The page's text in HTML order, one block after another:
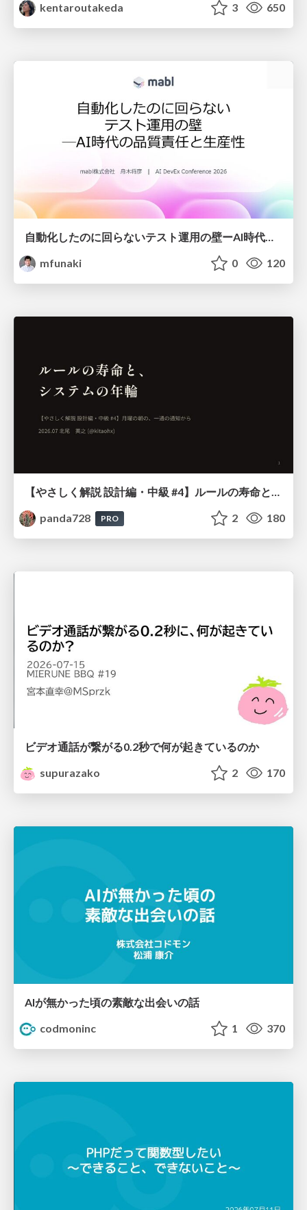
kentaroutakeda
3 650
mfunaki
0 120
【やさしく解説 設計編・中級 #4】ルールの寿命と、システムの年輪
panda728
PRO 2 180
ビデオ通話が繋がる0.2秒で何が起きているのか
supurazako
2 170
AIが無かった頃の素敵な出会いの話
codmoninc
1 370